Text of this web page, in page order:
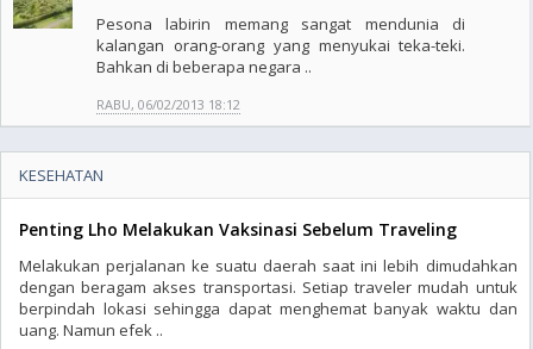
Pesona labirin memang sangat mendunia di
kalangan orang-orang yang menyukai teka-teki.
Bahkan di beberapa negara ..
RABU, 06/02/2013 18:12
KESEHATAN
Penting Lho Melakukan Vaksinasi Sebelum Traveling
Melakukan perjalanan ke suatu daerah saat ini lebih dimudahkan
dengan beragam akses transportasi. Setiap traveler mudah untuk
berpindah lokasi sehingga dapat menghemat banyak waktu dan
uang. Namun efek ..